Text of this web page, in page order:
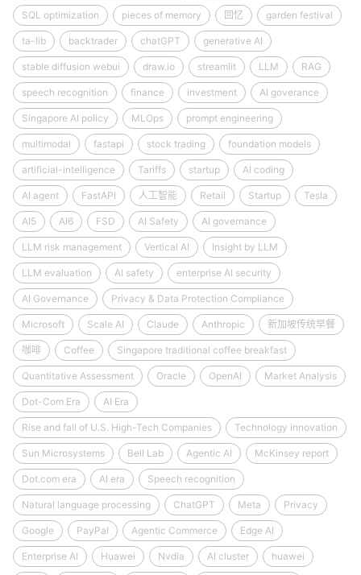
SQL optimization pieces of memory 回忆 garden festival
ta-lib backtrader chatGPT generative AI
stable diffusion webui draw.io streamlit LLM RAG
speech recognition finance investment AI goverance
Singapore AI policy MLOps prompt engineering
multimodal fastapi stock trading foundation models
artificial-intelligence Tariffs startup AI coding
AI agent FastAPI 人工智能 Retail Startup Tesla
AI5 AI6 FSD AI Safety AI governance
LLM risk management Vertical AI Insight by LLM
LLM evaluation AI safety enterprise AI security
AI Governance Privacy & Data Protection Compliance
Microsoft Scale AI Claude Anthropic 新加坡传统早餐
咖啡 Coffee Singapore traditional coffee breakfast
Quantitative Assessment Oracle OpenAI Market Analysis
Dot-Com Era AI Era
Rise and fall of U.S. High-Tech Companies Technology innovation
Sun Microsystems Bell Lab Agentic AI McKinsey report
Dot.com era AI era Speech recognition
Natural language processing ChatGPT Meta Privacy
Google PayPal Agentic Commerce Edge AI
Enterprise AI Huawei Nvdia AI cluster huawei